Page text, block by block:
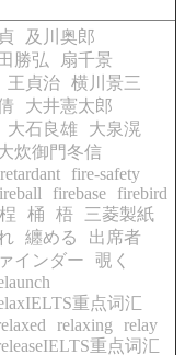
及川奥郎
勝弘
扇千景
王貞治 横川景三
大井憲太郎
大石良雄
大泉滉
炊御門冬信
fire-safety
firebase
firebird
桯 桶 梧
三菱製紙
纏める
出席者
インダー
覗く
重点词汇
relaxing
relay
重点词汇